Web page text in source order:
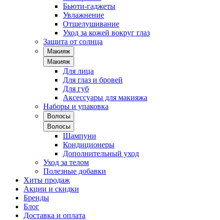
Бьюти-гаджеты
Увлажнение
Отшелушивание
Уход за кожей вокруг глаз
Защита от солнца
Макияж
Макияж
Для лица
Для глаз и бровей
Для губ
Аксессуары для макияжа
Наборы и упаковка
Волосы
Волосы
Шампуни
Кондиционеры
Дополнительный уход
Уход за телом
Полезные добавки
Хиты продаж
Акции и скидки
Бренды
Блог
Доставка и оплата